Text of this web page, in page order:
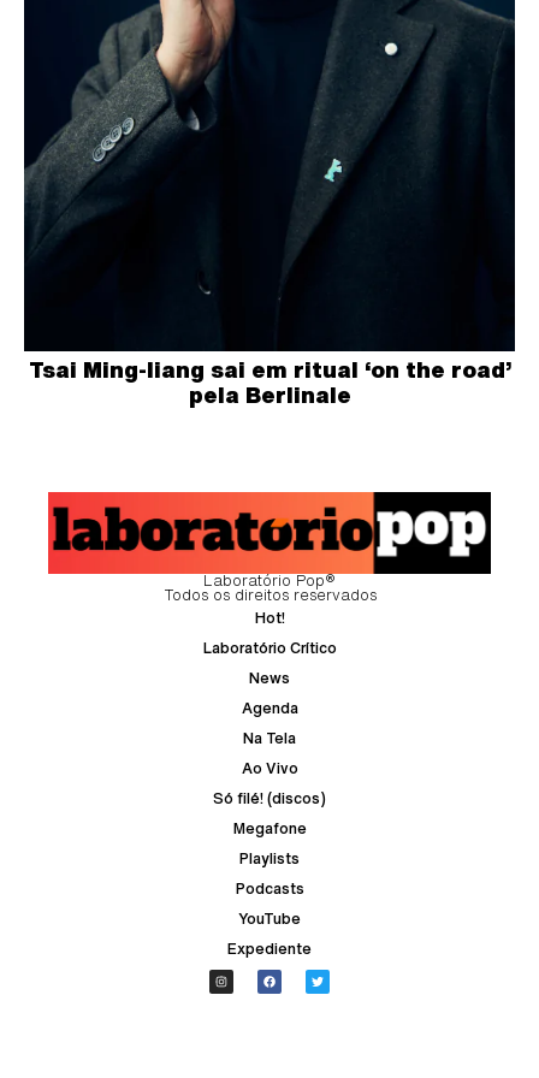
Tsai Ming-liang sai em ritual ‘on the road’
pela Berlinale
Laboratório Pop®
Todos os direitos reservados
Hot!
Laboratório Crítico
News
Agenda
Na Tela
Ao Vivo
Só filé! (discos)
Megafone
Playlists
Podcasts
YouTube
Expediente